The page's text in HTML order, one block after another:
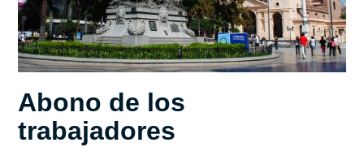
Abono de los
trabajadores